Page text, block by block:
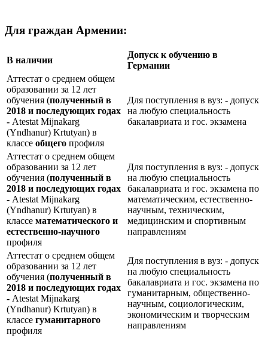
Для граждан Армении:
В наличии
Допуск к обучению в
Германии
Аттестат о среднем общем
образовании за 12 лет
обучения (полученный в
2018 и последующих годах
- Atestat Mijnakarg
(Yndhanur) Krtutyan) в
классе общего профиля
Для поступления в вуз: - допуск
на любую специальность
бакалавриата и гос. экзамена
Аттестат о среднем общем
образовании за 12 лет
обучения (полученный в
2018 и последующих годах
- Atestat Mijnakarg
(Yndhanur) Krtutyan) в
классе математического и
естественно-научного
профиля
Для поступления в вуз: - допуск
на любую специальность
бакалавриата и гос. экзамена по
математическим, естественно-
научным, техническим,
медицинским и спортивным
направлениям
Аттестат о среднем общем
образовании за 12 лет
обучения (полученный в
2018 и последующих годах
- Atestat Mijnakarg
(Yndhanur) Krtutyan) в
классе гуманитарного
профиля
Для поступления в вуз: - допуск
на любую специальность
бакалавриата и гос. экзамена по
гуманитарным, общественно-
научным, социологическим,
экономическим и творческим
направлениям